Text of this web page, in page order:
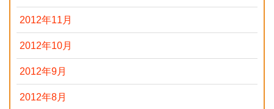
2012年11月
2012年10月
2012年9月
2012年8月